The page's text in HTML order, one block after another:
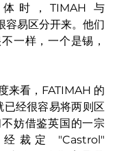
时，TIMAH 与
容易区分开来。他们
一样，一个是锡，
来看，FATIMAH 的
已经很容易将两则区
妨借鉴英国的一宗
裁定 "Castrol"